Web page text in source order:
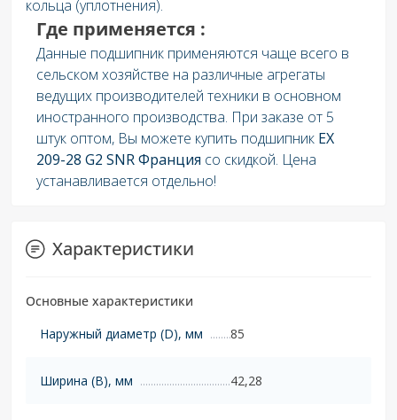
кольца (уплотнения).
Где применяется :
Данные подшипник применяются чаще всего в
сельском хозяйстве на различные агрегаты
ведущих производителей техники в основном
иностранного производства. При заказе от 5
штук оптом, Вы можете купить подшипник EX
209-28 G2 SNR Франция со скидкой. Цена
устанавливается отдельно!
Характеристики
Основные характеристики
Наружный диаметр (D), мм
85
Ширина (B), мм 42,28